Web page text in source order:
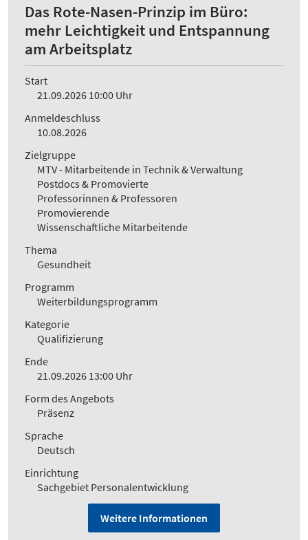
Das Rote-Nasen-Prinzip im Büro:
mehr Leichtigkeit und Entspannung
am Arbeitsplatz
Start
21.09.2026 10:00 Uhr
Anmeldeschluss
10.08.2026
Zielgruppe
MTV - Mitarbeitende in Technik & Verwaltung
Postdocs & Promovierte
Professorinnen & Professoren
Promovierende
Wissenschaftliche Mitarbeitende
Thema
Gesundheit
Programm
Weiterbildungsprogramm
Kategorie
Qualifizierung
Ende
21.09.2026 13:00 Uhr
Form des Angebots
Präsenz
Sprache
Deutsch
Einrichtung
Sachgebiet Personalentwicklung
Weitere Informationen